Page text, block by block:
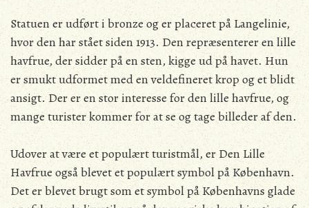
Statuen er udført i bronze og er placeret på Langelinie,
hvor den har stået siden 1913. Den repræsenterer en lille
havfrue, der sidder på en sten, kigge ud på havet. Hun
er smukt udformet med en veldefineret krop og et blidt
ansigt. Der er en stor interesse for den lille havfrue, og
mange turister kommer for at se og tage billeder af den.
Udover at være et populært turistmål, er Den Lille
Havfrue også blevet et populært symbol på København.
Det er blevet brugt som et symbol på Københavns glade